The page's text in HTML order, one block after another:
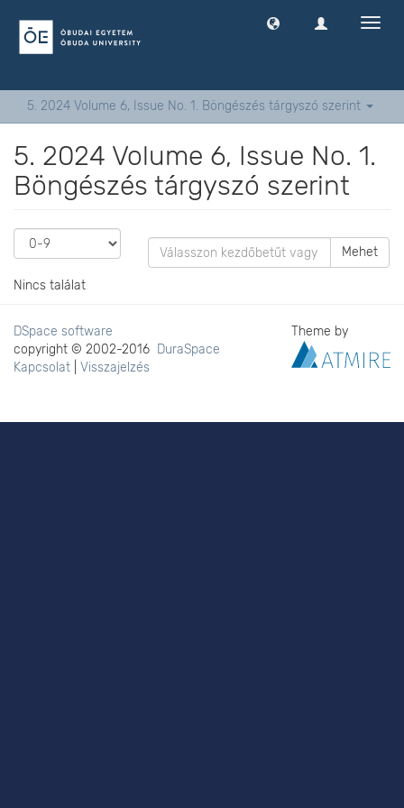
5. 2024 Volume 6, Issue No. 1. Böngészés tárgyszó szerint
5. 2024 Volume 6, Issue No. 1.
Böngészés tárgyszó szerint
Mehet
Nincs találat
DSpace software
copyright © 2002-2016 DuraSpace
Kapcsolat
Visszajelzés
Theme by